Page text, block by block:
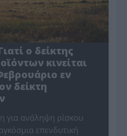
ο δείκτης
κινείται
εν
δείκτη
για ανάληψη ρίσκου
επενδυτική